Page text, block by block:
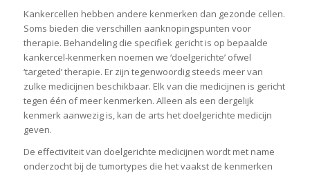
Kankercellen hebben andere kenmerken dan gezonde cellen.
Soms bieden die verschillen aanknopingspunten voor
therapie. Behandeling die specifiek gericht is op bepaalde
kankercel-kenmerken noemen we ‘doelgerichte’ ofwel
‘targeted’ therapie. Er zijn tegenwoordig steeds meer van
zulke medicijnen beschikbaar. Elk van die medicijnen is gericht
tegen één of meer kenmerken. Alleen als een dergelijk
kenmerk aanwezig is, kan de arts het doelgerichte medicijn
geven.
De effectiviteit van doelgerichte medicijnen wordt met name
onderzocht bij de tumortypes die het vaakst de kenmerken